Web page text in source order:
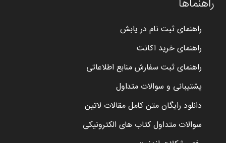
راهنماها
راهنمای ثبت نام در یابش
راهنمای خرید اکانت
راهنمای ثبت سفارش منابع اطلاعاتی
پشتیبانی و سوالات متداول
دانلود رایگان متن کامل مقالات لاتین
سوالات متداول کتاب های الکترونیکی